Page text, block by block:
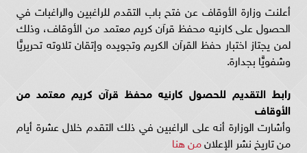
أعلنت وزارة الأوقاف عن فتح باب التقدم للراغبين والراغبات في
الحصول على كارنيه محفظ قرآن كريم معتمد من الأوقاف، وذلك
لمن يجتاز اختبار حفظ القرآن الكريم وتجويده وإتقان تلاوته تحريريًّا
وشفويًّا بجدارة.
رابط التقديم للحصول كارنيه محفظ قرآن كريم معتمد من
الأوقاف
وأشارت الوزارة أنه على الراغبين في ذلك التقدم خلال عشرة أيام
من تاريخ نشر الإعلانمن هنا